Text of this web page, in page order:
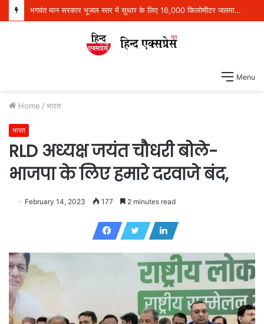
भगवंत मान सरकार भूजल स्तर में सुधार के लिए 16,000 किलोमीटर जलमार्गों (खालों) का पुनर्जीवन कर रही है: हरपाल सिंह चीमा
Menu
Home / भारत
भारत
RLD अध्यक्ष जयंत चौधरी बोले-
भाजपा के लिए हमारे दरवाजे बंद,
February 14, 2023 177 2 minutes read